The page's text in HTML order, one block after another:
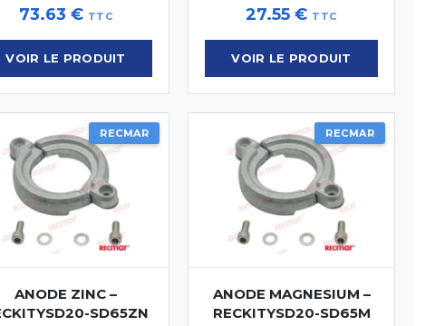
73.63 € TTC
VOIR LE PRODUIT
27.55€ TTC
VOIR LE PRODUIT
RECMAR
ANODE ZINC –
SD65ZN
RECMAR
ANODE MAGNESIUM –
RECKITYSD20-SD65M